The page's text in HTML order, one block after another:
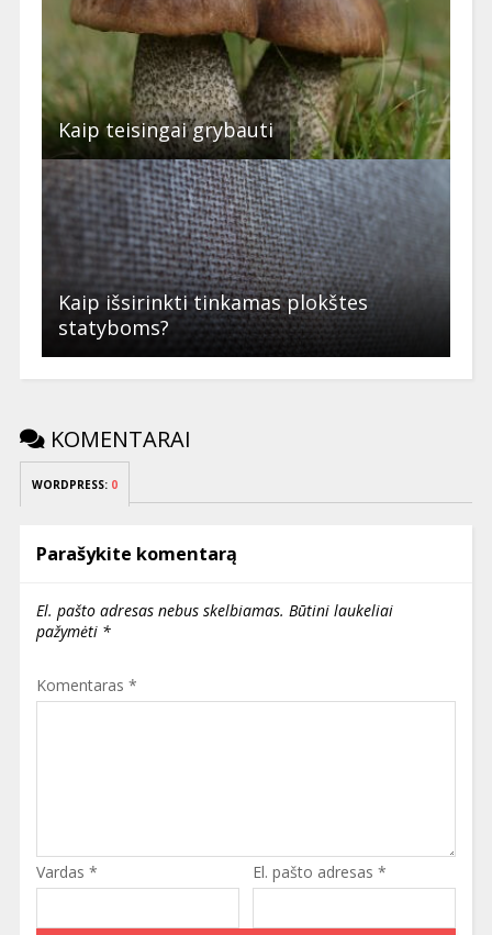
Kaip teisingai grybauti
Kaip išsirinkti tinkamas plokštes
statyboms?
KOMENTARAI
WORDPRESS: 0
Parašykite komentarą
El. pašto adresas nebus skelbiamas. Būtini laukeliai
pažymėti *
Komentaras *
Vardas * El. pašto adresas *